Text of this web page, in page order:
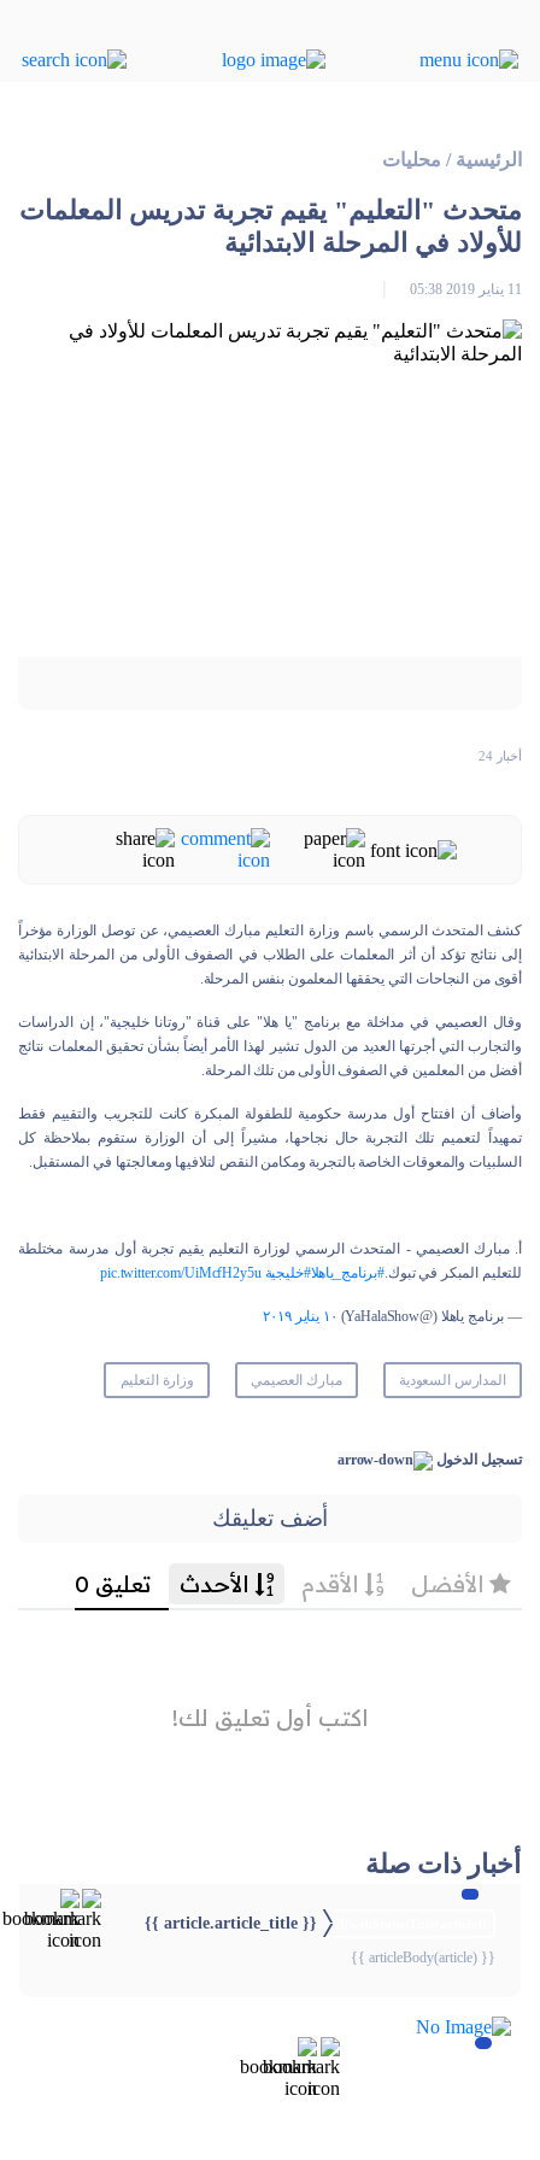
الرئيسية / محليات
متحدث "التعليم" يقيم تجربة تدريس المعلمات
للأولاد في المرحلة الابتدائية‎
11 يناير 2019 05:38
أخبار 24
كشف المتحدث الرسمي باسم وزارة التعليم مبارك العصيمي، عن توصل الوزارة مؤخراً
إلى نتائج تؤكد أن أثر المعلمات على الطلاب في الصفوف الأولى من المرحلة الابتدائية
أقوى من النجاحات التي يحققها المعلمون بنفس المرحلة.
وقال العصيمي في مداخلة مع برنامج "يا هلا" على قناة "روتانا خليجية"، إن الدراسات
والتجارب التي أجرتها العديد من الدول تشير لهذا الأمر أيضاً بشأن تحقيق المعلمات نتائج
أفضل من المعلمين في الصفوف الأولى من تلك المرحلة.
وأضاف أن افتتاح أول مدرسة حكومية للطفولة المبكرة كانت للتجريب والتقييم فقط
تمهيداً لتعميم تلك التجربة حال نجاحها، مشيراً إلى أن الوزارة ستقوم بملاحظة كل
السلبيات والمعوقات الخاصة بالتجربة ومكامن النقص لتلافيها ومعالجتها في المستقبل.
أ. مبارك العصيمي - المتحدث الرسمي لوزارة التعليم يقيم تجربة أول مدرسة مختلطة
للتعليم المبكر في تبوك.#برنامج_ياهلا#خليجية pic.twitter.com/UiMcfH2y5u
— برنامج ياهلا (@YaHalaShow) ١٠ يناير ٢٠١٩
المدارس السعودية مبارك العصيمي وزارة التعليم
تسجيل الدخول
أضف تعليقك
أخبار ذات صلة
{{ article.article_title }}
{{ articleBody(article) }}